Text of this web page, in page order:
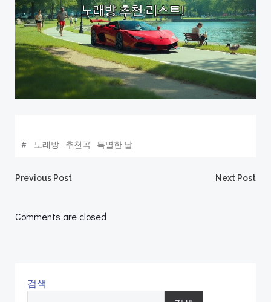
# 노래방 추천곡 특별한 날
Post
navigation
Previous Post Next Post
Comments are closed
검색